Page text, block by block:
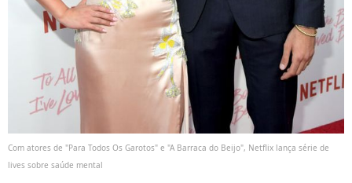
Com atores de "Para Todos Os Garotos" e "A Barraca do Beijo", Netflix lança série de
lives sobre saúde mental